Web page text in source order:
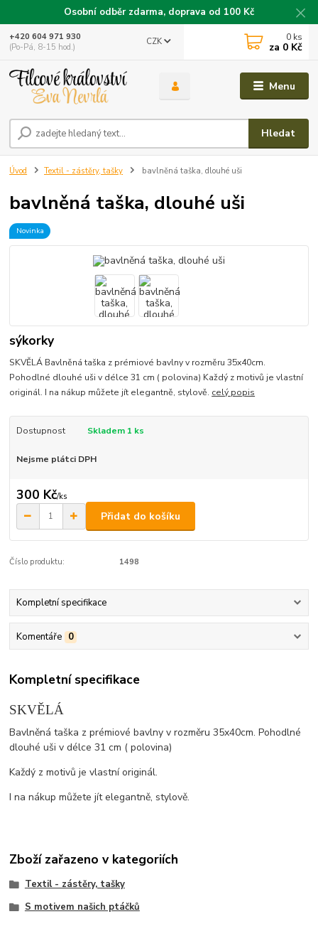
Osobní odběr zdarma, doprava od 100 Kč
Menu
CZK
Hledat
+420 604 971 930
(Po-Pá, 8-15 hod.)
0 ks
za 0 Kč
Úvod Textil - zástěry, tašky bavlněná taška, dlouhé uši
bavlněná taška, dlouhé uši
Novinka
sýkorky
SKVĚLÁ Bavlněná taška z prémiové bavlny v rozměru 35x40cm.
Pohodlné dlouhé uši v délce 31 cm ( polovina) Každý z motivů je vlastní
originál. I na nákup můžete jít elegantně, stylově. celý popis
Dostupnost Skladem 1 ks
Nejsme plátci DPH
300 Kč/ks
Přidat do košíku
Číslo produktu: 1498
Kompletní specifikace
Komentáře 0
Kompletní specifikace
SKVĚLÁ
Bavlněná taška z prémiové bavlny v rozměru 35x40cm. Pohodlné
dlouhé uši v délce 31 cm ( polovina)
Každý z motivů je vlastní originál.
I na nákup můžete jít elegantně, stylově.
Zboží zařazeno v kategoriích
Textil - zástěry, tašky
S motivem našich ptáčků